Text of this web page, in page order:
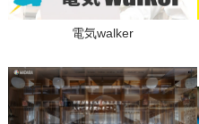
電気walker